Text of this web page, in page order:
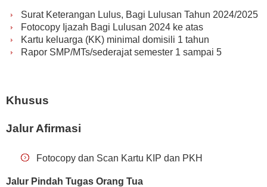
Surat Keterangan Lulus, Bagi Lulusan Tahun 2024/2025
Fotocopy Ijazah Bagi Lulusan 2024 ke atas
Kartu keluarga (KK) minimal domisili 1 tahun
Rapor SMP/MTs/sederajat semester 1 sampai 5
Khusus
Jalur Afirmasi
Fotocopy dan Scan Kartu KIP dan PKH
Jalur Pindah Tugas Orang Tua